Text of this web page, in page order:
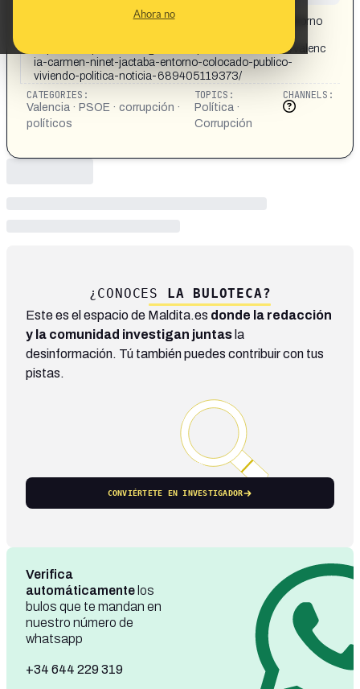
Ahora no
Valencia: Carmen Ninet se jactaba de tener todo su entorno
https://www.periodistadigital.com/politica/20250804/valenc
ia-carmen-ninet-jactaba-entorno-colocado-publico-
viviendo-politica-noticia-689405119373/
CATEGORIES:
Valencia · PSOE · corrupción ·
políticos
TOPICS:
Política ·
Corrupción
CHANNELS:
¿CONOCES LA BULOTECA?
Este es el espacio de Maldita.es donde la redacción
y la comunidad investigan juntas la
desinformación. Tú también puedes contribuir con tus
pistas.
CONVIÉRTETE EN INVESTIGADOR
Verifica
automáticamente los
bulos que te mandan en
nuestro número de
whatsapp
+34 644 229 319